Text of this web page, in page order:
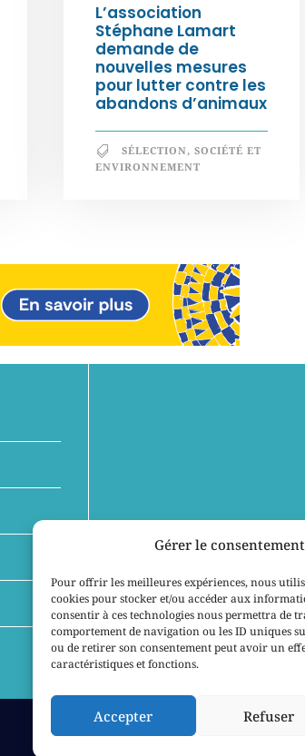
Gérer le
Pour offrir les meilleures expériences, nous
cookies pour stocker et/ou accéder aux
consentir à ces technologies nous permettra de
comportement de navigation ou les ID uniques
ou de retirer son consentement peut avoir un
caractéristiques et fonctions.
Accepter Refuser
L’association
Stéphane Lamart
demande de
nouvelles mesures
pour lutter contre les
abandons d’animaux
SÉLECTION, SOCIÉTÉ ET
ENVIRONNEMENT